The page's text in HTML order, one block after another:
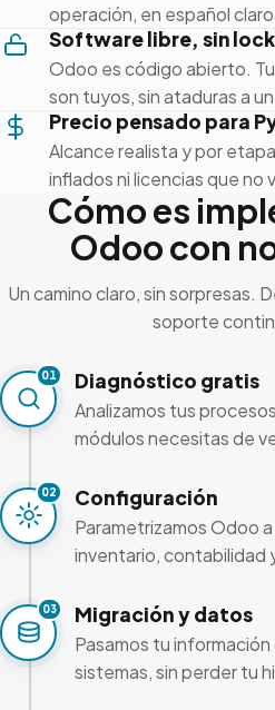
operación, en español
Software libre, sin
Odoo es código abierto.
son tuyos, sin ataduras a
Precio pensado para
Alcance realista y por
inflados ni licencias que no
Cómo es
Odoo con
Un camino claro, sin sorpresas.
soporte
01 Diagnóstico gratis
Analizamos tus
módulos necesitas de
02 Configuración
Parametrizamos Odoo
inventario, contabilidad
03 Migración y datos
Pasamos tu
sistemas, sin perder tu